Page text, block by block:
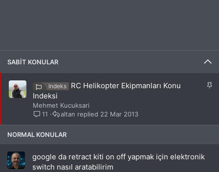
SABIT KONULAR
S
Indeks
RC Helikopter Ekipmanları Konu
Indeksi
Mehmet Kucuksari
11
22 Mar 2013
altan
NORMAL KONULAR
google da retract kiti on off yapmak için elektronik
switch nasıl aratabilirim